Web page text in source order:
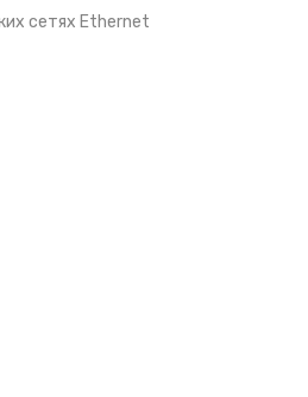
сетях Ethernet